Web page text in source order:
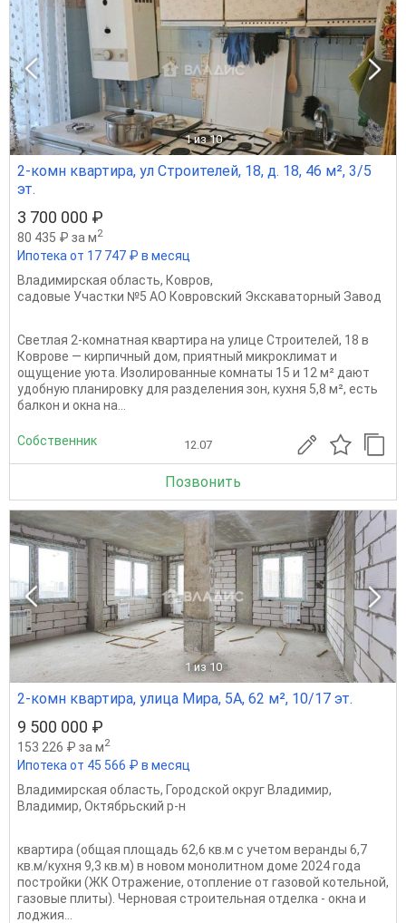
1 из 10
2-комн квартира, ул Строителей, 18, д. 18, 46 м², 3/5
эт.
3 700 000 ₽
80 435 ₽ за м2
Ипотека от 17 747 ₽ в месяц
Владимирская область, Ковров,
садовые Участки №5 АО Ковровский Экскаваторный Завод
Светлая 2-комнатная квартира на улице Строителей, 18 в
Коврове — кирпичный дом, приятный микроклимат и
ощущение уюта. Изолированные комнаты 15 и 12 м² дают
удобную планировку для разделения зон, кухня 5,8 м², есть
балкон и окна на...
Собственник 12.07
Позвонить
1 из 10
2-комн квартира, улица Мира, 5А, 62 м², 10/17 эт.
9 500 000 ₽
153 226 ₽ за м2
Ипотека от 45 566 ₽ в месяц
Владимирская область, Городской округ Владимир,
Владимир, Октябрьский р-н
квартира (общая площадь 62,6 кв.м с учетом веранды 6,7
кв.м/кухня 9,3 кв.м) в новом монолитном доме 2024 года
постройки (ЖК Отражение, отопление от газовой котельной,
газовые плиты). Черновая строительная отделка - окна и
лоджия...